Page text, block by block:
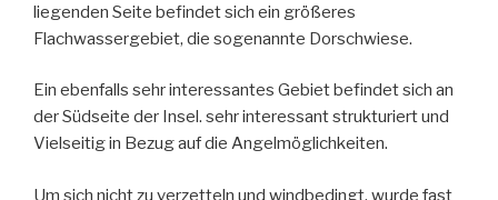
liegenden Seite befindet sich ein größeres
Flachwassergebiet, die sogenannte Dorschwiese.
Ein ebenfalls sehr interessantes Gebiet befindet sich an
der Südseite der Insel. sehr interessant strukturiert und
Vielseitig in Bezug auf die Angelmöglichkeiten.
Um sich nicht zu verzetteln und windbedingt, wurde fast